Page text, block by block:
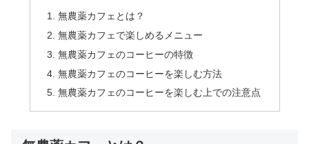
無農薬カフェとは？
無農薬カフェで楽しめるメニュー
無農薬カフェのコーヒーの特徴
無農薬カフェのコーヒーを楽しむ方法
無農薬カフェのコーヒーを楽しむ上での注意点